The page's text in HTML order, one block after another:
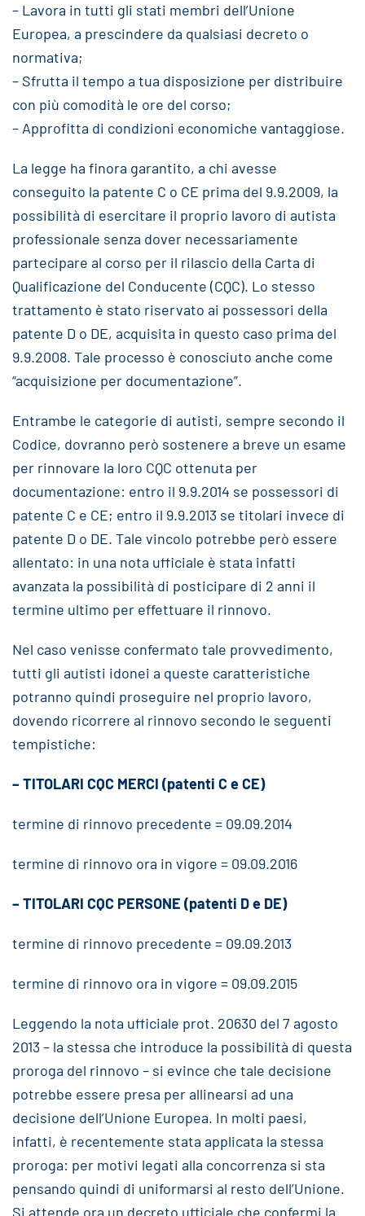
– Lavora in tutti gli stati membri dell’Unione
Europea, a prescindere da qualsiasi decreto o
normativa;
– Sfrutta il tempo a tua disposizione per distribuire
con più comodità le ore del corso;
– Approfitta di condizioni economiche vantaggiose.
La legge ha finora garantito, a chi avesse
conseguito la patente C o CE prima del 9.9.2009, la
possibilità di esercitare il proprio lavoro di autista
professionale senza dover necessariamente
partecipare al corso per il rilascio della Carta di
Qualificazione del Conducente (CQC). Lo stesso
trattamento è stato riservato ai possessori della
patente D o DE, acquisita in questo caso prima del
9.9.2008. Tale processo è conosciuto anche come
“acquisizione per documentazione”.
Entrambe le categorie di autisti, sempre secondo il
Codice, dovranno però sostenere a breve un esame
per rinnovare la loro CQC ottenuta per
documentazione: entro il 9.9.2014 se possessori di
patente C e CE; entro il 9.9.2013 se titolari invece di
patente D o DE. Tale vincolo potrebbe però essere
allentato: in una nota ufficiale è stata infatti
avanzata la possibilità di posticipare di 2 anni il
termine ultimo per effettuare il rinnovo.
Nel caso venisse confermato tale provvedimento,
tutti gli autisti idonei a queste caratteristiche
potranno quindi proseguire nel proprio lavoro,
dovendo ricorrere al rinnovo secondo le seguenti
tempistiche:
– TITOLARI CQC MERCI (patenti C e CE)
termine di rinnovo precedente = 09.09.2014
termine di rinnovo ora in vigore = 09.09.2016
– TITOLARI CQC PERSONE (patenti D e DE)
termine di rinnovo precedente = 09.09.2013
termine di rinnovo ora in vigore = 09.09.2015
Leggendo la nota ufficiale prot. 20630 del 7 agosto
2013 – la stessa che introduce la possibilità di questa
proroga del rinnovo – si evince che tale decisione
potrebbe essere presa per allinearsi ad una
decisione dell’Unione Europea. In molti paesi,
infatti, è recentemente stata applicata la stessa
proroga: per motivi legati alla concorrenza si sta
pensando quindi di uniformarsi al resto dell’Unione.
Si attende ora un decreto ufficiale che confermi la